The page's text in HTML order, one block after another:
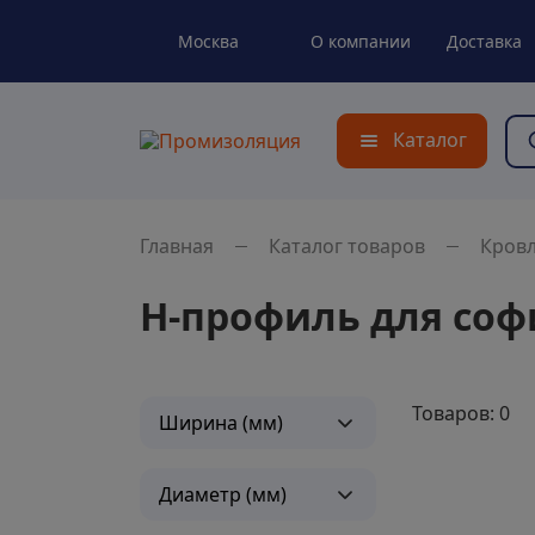
Москва О компании Доставка
Каталог
Главная Каталог товаров
H-профиль для
Ширина (мм)
Диаметр (мм)
Товаров: 0